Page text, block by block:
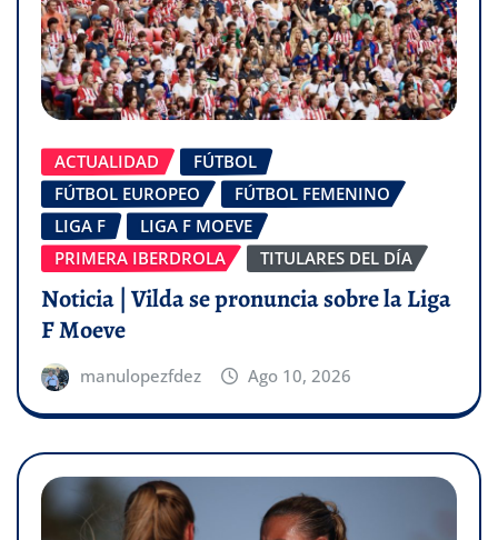
ACTUALIDAD
FÚTBOL
FÚTBOL EUROPEO
FÚTBOL FEMENINO
LIGA F
LIGA F MOEVE
PRIMERA IBERDROLA
TITULARES DEL DÍA
Noticia | Vilda se pronuncia sobre la Liga
F Moeve
manulopezfdez Ago 10, 2026